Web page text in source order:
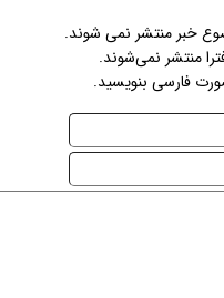
خبر منتشر نمی شوند.
منتشر نمی‌شوند.
فارسی بنویسید.